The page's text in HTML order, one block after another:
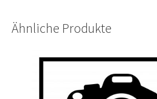
Ähnliche Produkte